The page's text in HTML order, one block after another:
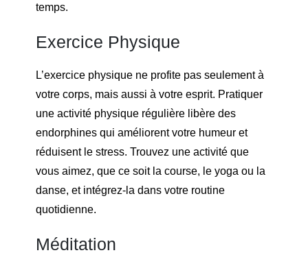
temps.
Exercice Physique
L’exercice physique ne profite pas seulement à
votre corps, mais aussi à votre esprit. Pratiquer
une activité physique régulière libère des
endorphines qui améliorent votre humeur et
réduisent le stress. Trouvez une activité que
vous aimez, que ce soit la course, le yoga ou la
danse, et intégrez-la dans votre routine
quotidienne.
Méditation